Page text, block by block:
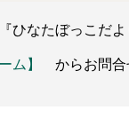
ひなたぼっこだよ
ム】 からお問合